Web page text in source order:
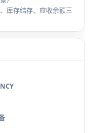
库存结存、应收余额三